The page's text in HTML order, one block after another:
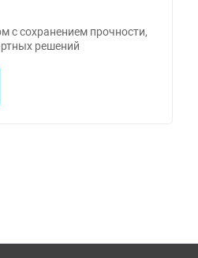
с сохранением прочности,
решений